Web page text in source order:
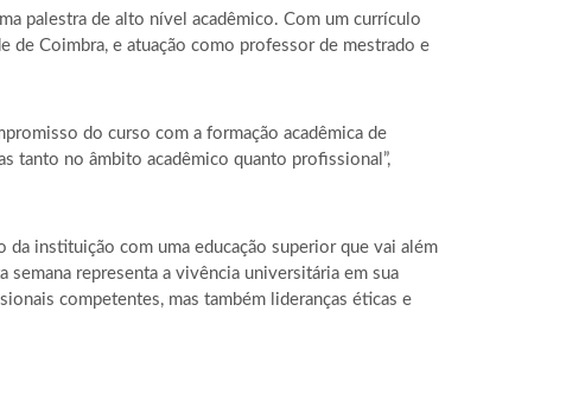
palestra de alto nível acadêmico. Com um currículo
Coimbra, e atuação como professor de mestrado e
do curso com a formação acadêmica de
tanto no âmbito acadêmico quanto profissional”,
instituição com uma educação superior que vai além
representa a vivência universitária em sua
competentes, mas também lideranças éticas e